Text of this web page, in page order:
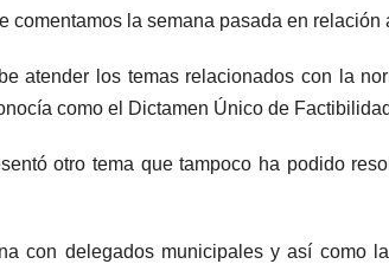
comentamos la semana pasada en
atender los temas relacionados con la
como el Dictamen Único de
otro tema que tampoco ha podido
con delegados municipales y así como